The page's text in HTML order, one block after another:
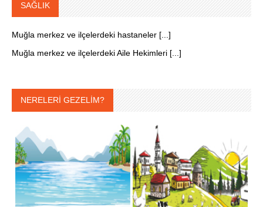
SAĞLIK
Muğla merkez ve ilçelerdeki hastaneler [...]
Muğla merkez ve ilçelerdeki Aile Hekimleri [...]
NERELERİ GEZELİM?